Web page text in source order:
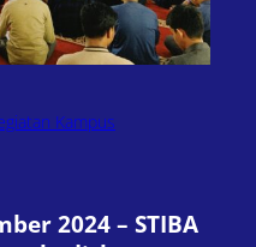
Kampus
2024 – STIBA